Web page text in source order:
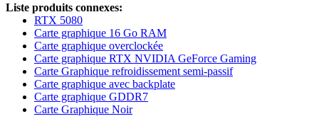
Liste produits connexes:
RTX 5080
Carte graphique 16 Go RAM
Carte graphique overclockée
Carte graphique RTX NVIDIA GeForce Gaming
Carte Graphique refroidissement semi-passif
Carte graphique avec backplate
Carte graphique GDDR7
Carte Graphique Noir